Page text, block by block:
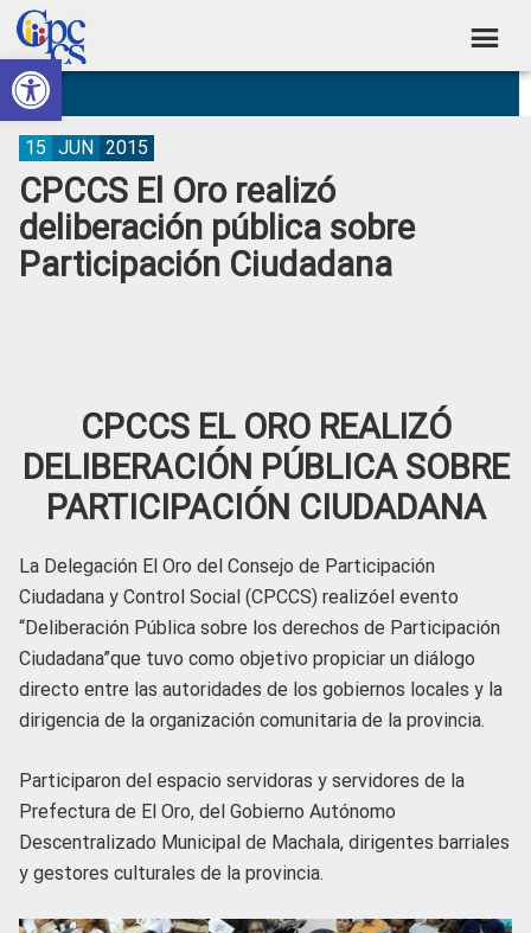
Abrir barra de herramientas
Skip
to
primary
navigation
Skip
to
main
content
Skip
to
primary
sidebar
Skip
to
footer
Consejo
de
Participación
Ciudadana
Control
Construyendo
Poder
Ciudadano
CPCCS El Oro realizó
deliberación pública sobre
Participación Ciudadana
15 JUN 2015
CPCCS EL ORO REALIZÓ
DELIBERACIÓN PÚBLICA SOBRE
PARTICIPACIÓN CIUDADANA
La Delegación El Oro del Consejo de Participación
Ciudadana y Control Social (CPCCS) realizóel evento
“Deliberación Pública sobre los derechos de Participación
Ciudadana”que tuvo como objetivo propiciar un diálogo
directo entre las autoridades de los gobiernos locales y la
dirigencia de la organización comunitaria de la provincia.
Participaron del espacio servidoras y servidores de la
Prefectura de El Oro, del Gobierno Autónomo
Descentralizado Municipal de Machala, dirigentes barriales
y gestores culturales de la provincia.